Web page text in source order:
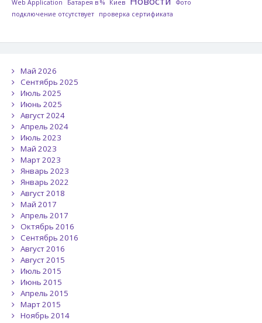
Web Application
Батарея в % Киев
Фото
подключение отсутствует
проверка сертификата
Май 2026
Сентябрь 2025
Июль 2025
Июнь 2025
Август 2024
Апрель 2024
Июль 2023
Май 2023
Март 2023
Январь 2023
Январь 2022
Август 2018
Май 2017
Апрель 2017
Октябрь 2016
Сентябрь 2016
Август 2016
Август 2015
Июль 2015
Июнь 2015
Апрель 2015
Март 2015
Ноябрь 2014